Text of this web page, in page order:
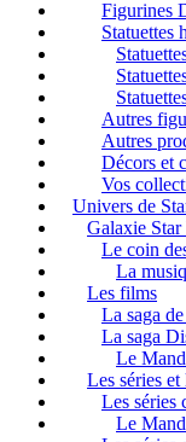
Figurines
Statuettes
Autres
Autres
Décors et
Vos
Univers de
Galaxie Star
Le coin
La
Les films
La saga
La saga
Le
Les séries
Les séries
Le